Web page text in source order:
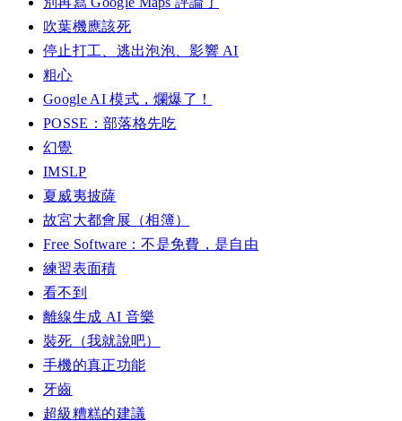
吹葉機應該死
停止打工、逃出泡泡、影響 AI
粗心
Google AI 模式，爛爆了！
POSSE：部落格先吃
幻覺
IMSLP
夏威夷披薩
故宮大都會展（相簿）
Free Software：不是免費，是自由
練習表面積
看不到
離線生成 AI 音樂
裝死（我就說吧）
手機的真正功能
牙齒
超級糟糕的建議